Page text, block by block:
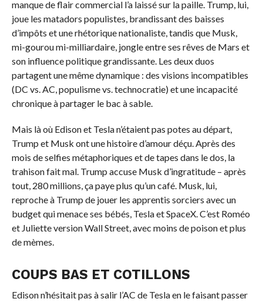
manque de flair commercial l’a laissé sur la paille. Trump, lui,
joue les matadors populistes, brandissant des baisses
d’impôts et une rhétorique nationaliste, tandis que Musk,
mi-gourou mi-milliardaire, jongle entre ses rêves de Mars et
son influence politique grandissante. Les deux duos
partagent une même dynamique : des visions incompatibles
(DC vs. AC, populisme vs. technocratie) et une incapacité
chronique à partager le bac à sable.
Mais là où Edison et Tesla n’étaient pas potes au départ,
Trump et Musk ont une histoire d’amour déçu. Après des
mois de selfies métaphoriques et de tapes dans le dos, la
trahison fait mal. Trump accuse Musk d’ingratitude – après
tout, 280 millions, ça paye plus qu’un café. Musk, lui,
reproche à Trump de jouer les apprentis sorciers avec un
budget qui menace ses bébés, Tesla et SpaceX. C’est Roméo
et Juliette version Wall Street, avec moins de poison et plus
de mèmes.
COUPS BAS ET COTILLONS
Edison n’hésitait pas à salir l’AC de Tesla en le faisant passer